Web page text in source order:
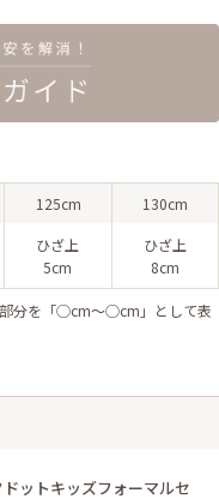
125cm 130cm
ひざ上
5cm
ひざ上
8cm
分を「◯cm〜◯cm」として表
ットキッズフォーマルセ